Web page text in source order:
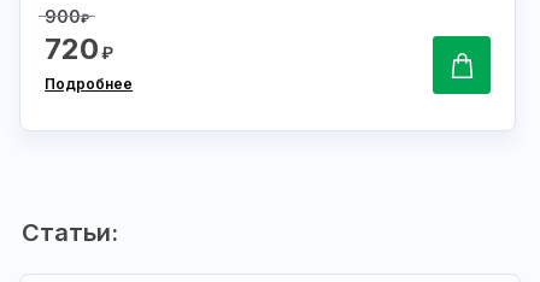
900₽
720₽
Подробнее
Статьи: